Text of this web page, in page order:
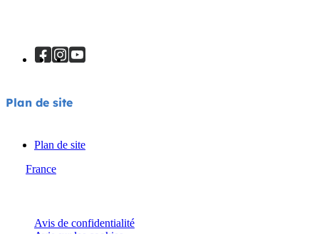
Plan de site
Plan de site
France
Avis de confidentialité